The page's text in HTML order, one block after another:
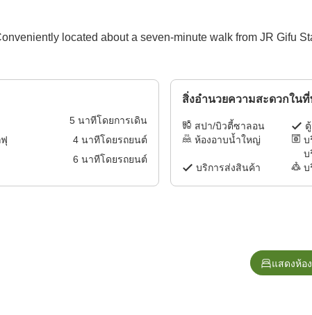
located about a seven-minute walk from JR Gifu
5นาทีโดยการเดิน
4นาทีโดยรถยนต์
6 นาทีโดยรถยนต์
สิ่งอำนวยความสะดวกใน
สปา/บิวตี้ซาลอน
ห้องอาบน้ำใหญ่
บ
บ
บริการส่งสินค้า
บ
แสดงห้อ